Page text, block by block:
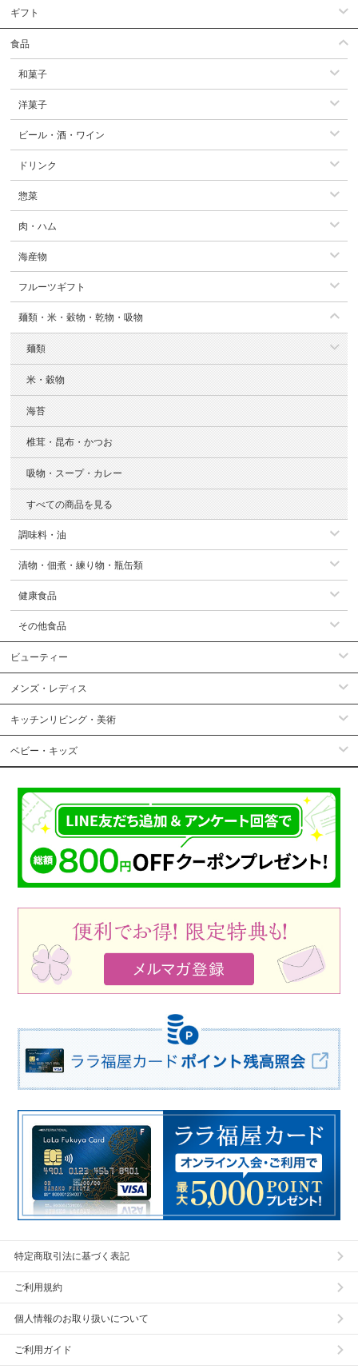
ギフト
食品
和菓子
洋菓子
ビール・酒・ワイン
ドリンク
惣菜
肉・ハム
海産物
フルーツギフト
麺類・米・穀物・乾物・吸物
麺類
米・穀物
海苔
椎茸・昆布・かつお
吸物・スープ・カレー
すべての商品を見る
調味料・油
漬物・佃煮・練り物・瓶缶類
健康食品
その他食品
ビューティー
メンズ・レディス
キッチンリビング・美術
ベビー・キッズ
特定商取引法に基づく表記
ご利用規約
個人情報のお取り扱いについて
ご利用ガイド